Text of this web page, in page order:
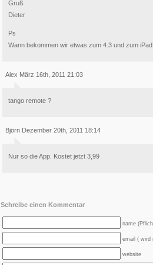
Gruß
Dieter
Ps
Wann bekommen wir etwas zum 4.3 und zum
Alex März 16th, 2011 21:03
tango remote ?
Björn Dezember 20th, 2011 18:14
Nur so die App. Kostet jetzt 3,99
Schreibe einen Kommentar
name
email ( wird
website